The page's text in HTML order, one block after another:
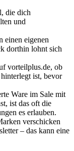
die dich
und
einen eigenen
dorthin lohnt sich
vorteilplus.de, ob
ist, bevor
Ware im Sale mit
ist das oft die
es erlauben.
verschicken
– das kann eine